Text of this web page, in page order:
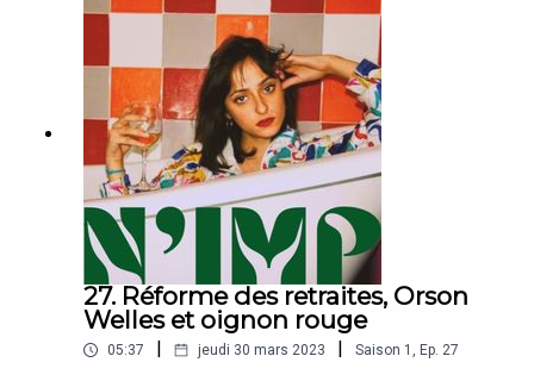
27. Réforme des retraites, Orson
Welles et oignon rouge
05:37 jeudi 30 mars 2023 Saison 1 , Ep. 27